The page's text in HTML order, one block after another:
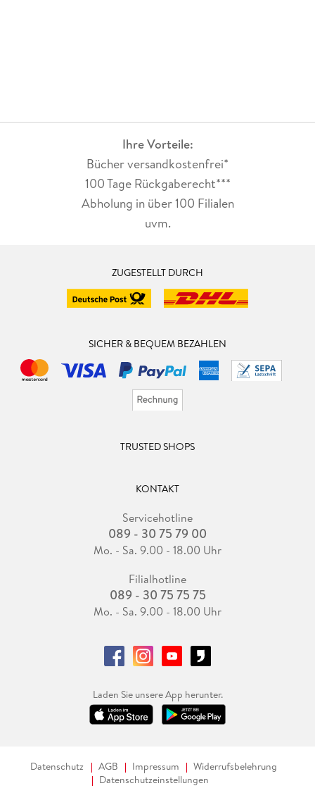
Ihre Vorteile:
Bücher versandkostenfrei*
100 Tage Rückgaberecht***
Abholung in über 100 Filialen
uvm.
ZUGESTELLT DURCH
SICHER & BEQUEM BEZAHLEN
TRUSTED SHOPS
KONTAKT
Servicehotline
089 - 30 75 79 00
Mo. - Sa. 9.00 - 18.00 Uhr
Filialhotline
089 - 30 75 75 75
Mo. - Sa. 9.00 - 18.00 Uhr
Laden Sie unsere App herunter.
Datenschutz AGB Impressum
Widerrufsbelehrung
Datenschutzeinstellungen